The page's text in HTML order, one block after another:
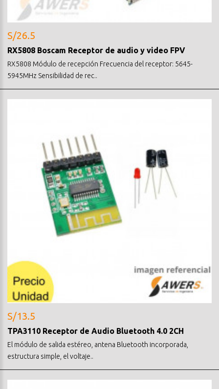
S/26.5
RX5808 Boscam Receptor de audio y video FPV
RX5808 Módulo de recepción Frecuencia del receptor: 5645-
5945MHz Sensibilidad de rec..
S/13.5
TPA3110 Receptor de Audio Bluetooth 4.0 2CH
El módulo de salida estéreo, antena Bluetooth incorporada,
estructura simple, el voltaje..